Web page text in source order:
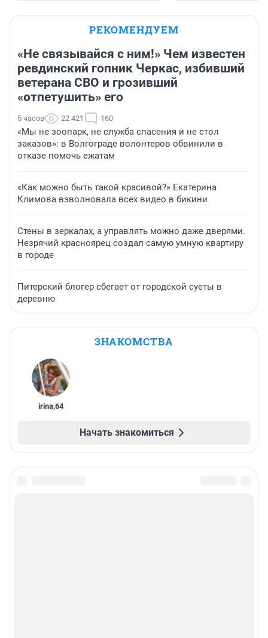
РЕКОМЕНДУЕМ
«Не связывайся с ним!» Чем известен
ревдинский гопник Черкас, избивший
ветерана СВО и грозивший
«отпетушить» его
5 часов 22 421 160
«Мы не зоопарк, не служба спасения и не стол
заказов»: в Волгограде волонтеров обвинили в
отказе помочь ежатам
«Как можно быть такой красивой?» Екатерина
Климова взволновала всех видео в бикини
Стены в зеркалах, а управлять можно даже дверями.
Незрячий красноярец создал самую умную квартиру
в городе
Питерский блогер сбегает от городской суеты в
деревню
ЗНАКОМСТВА
irina,64
Начать знакомиться